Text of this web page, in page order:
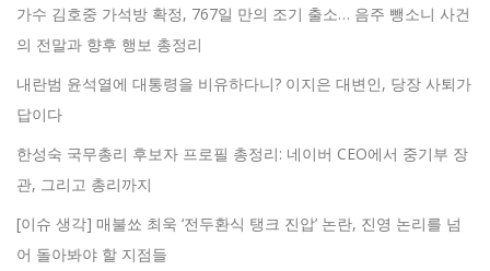
가수 김호중 가석방 확정, 767일 만의 조기 출소… 음주 뺑소니 사건
의 전말과 향후 행보 총정리
내란범 윤석열에 대통령을 비유하다니? 이지은 대변인, 당장 사퇴가
답이다
한성숙 국무총리 후보자 프로필 총정리: 네이버 CEO에서 중기부 장
관, 그리고 총리까지
[이슈 생각] 매불쑈 최욱 ‘전두환식 탱크 진압’ 논란, 진영 논리를 넘
어 돌아봐야 할 지점들